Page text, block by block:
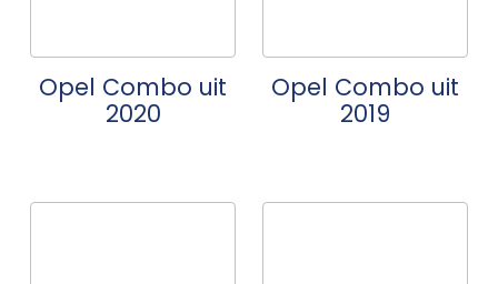
Opel Combo uit
2020
Opel Combo uit
2019